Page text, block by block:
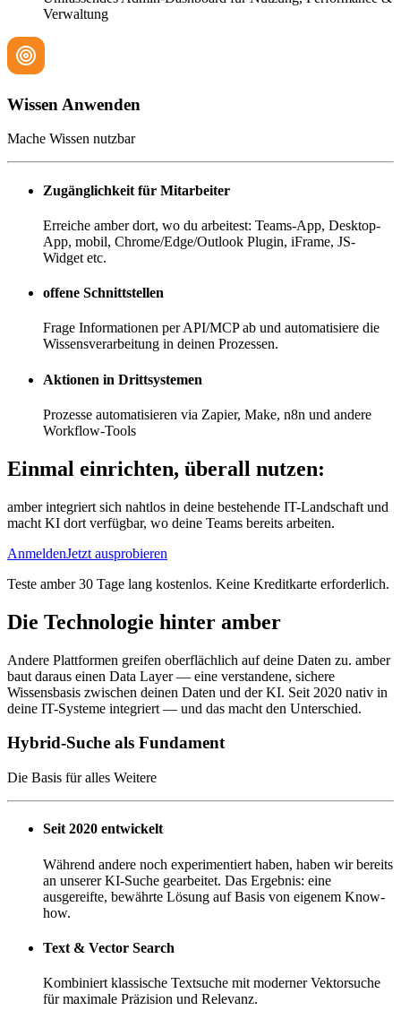
Verwaltung
Wissen Anwenden
Mache Wissen nutzbar
Zugänglichkeit für Mitarbeiter
Erreiche amber dort, wo du arbeitest: Teams-App, Desktop-
App, mobil, Chrome/Edge/Outlook Plugin, iFrame, JS-
Widget etc.
offene Schnittstellen
Frage Informationen per API/MCP ab und automatisiere die
Wissensverarbeitung in deinen Prozessen.
Aktionen in Drittsystemen
Prozesse automatisieren via Zapier, Make, n8n und andere
Workflow-Tools
Einmal einrichten, überall nutzen:
amber integriert sich nahtlos in deine bestehende IT-Landschaft und
macht KI dort verfügbar, wo deine Teams bereits arbeiten.
AnmeldenJetzt ausprobieren
Teste amber 30 Tage lang kostenlos. Keine Kreditkarte erforderlich.
Die Technologie hinter amber
Andere Plattformen greifen oberflächlich auf deine Daten zu. amber
baut daraus einen Data Layer — eine verstandene, sichere
Wissensbasis zwischen deinen Daten und der KI. Seit 2020 nativ in
deine IT-Systeme integriert — und das macht den Unterschied.
Hybrid-Suche als Fundament
Die Basis für alles Weitere
Seit 2020 entwickelt
Während andere noch experimentiert haben, haben wir bereits
an unserer KI-Suche gearbeitet. Das Ergebnis: eine
ausgereifte, bewährte Lösung auf Basis von eigenem Know-
how.
Text & Vector Search
Kombiniert klassische Textsuche mit moderner Vektorsuche
für maximale Präzision und Relevanz.